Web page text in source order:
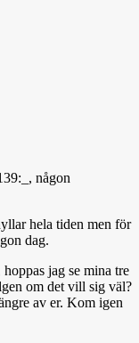
någon
hela tiden men för
dag.
jag se mina tre
om det vill sig väl?
av er. Kom igen